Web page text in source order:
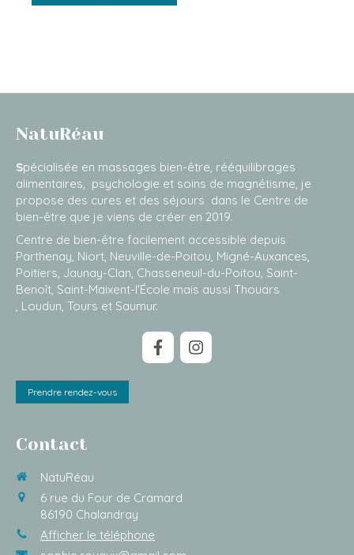
NatuRéau
Spécialisée en massages bien-être, rééquilibrages
alimentaires, psychologie et soins de magnétisme, je
propose des cures et des séjours dans le Centre de
bien-être que je viens de créer en 2019.
Centre de bien-être facilement accessible depuis
Parthenay, Niort, Neuville-de-Poitou, Migné-Auxances,
Poitiers, Jaunay-Clan, Chasseneuil-du-Poitou, Saint-
Benoît, Saint-Maixent-l'École mais aussi Thouars
, Loudun, Tours et Saumur.
Prendre rendez-vous
Contact
NatuRéau
6 rue du Four de Cramard
86190 Chalandray
Afficher le téléphone